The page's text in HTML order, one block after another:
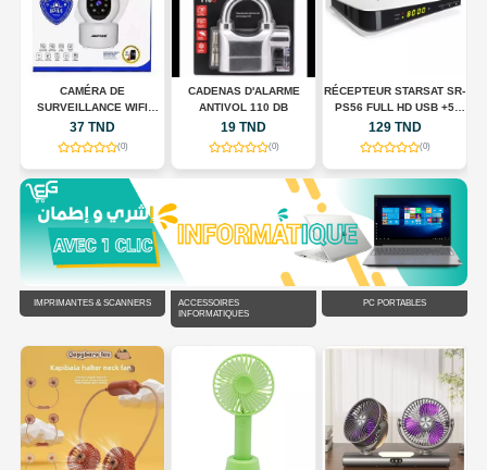
CAMÉRA DE
SURVEILLANCE WIFI
INTELLIGENTE JORTAN
JT-8183HJS
37 TND
(0)
CADENAS D'ALARME
ANTIVOL 110 DB
19 TND
(0)
RÉCEPTEUR STARSAT SR-
PS56 FULL HD USB +5
ABONNMONT
129 TND
(0)
IMPRIMANTES & SCANNERS
ACCESSOIRES
INFORMATIQUES
PC PORTABLES